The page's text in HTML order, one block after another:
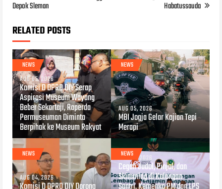
Depok Sleman Habatussauda
RELATED POSTS
NEWS
AUG 05, 2026
Komisi D DPRD DIY Serap
Aspirasi Museum Wayang
Beber Sekartaji, Raperda
Permuseuman Diminta
Berpihak ke Museum Rakyat
NEWS
AUG 05, 2026
MBI Jogja Gelar Kajian Tepi
Merapi
NEWS
AUG 04, 2026
NEWS
AUG 04, 2026
Cegah Judol, Pinjol, dan
Skimming di Kalangan